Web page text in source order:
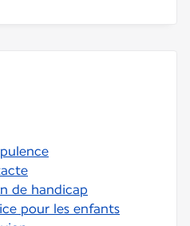
de handicap
pour les enfants